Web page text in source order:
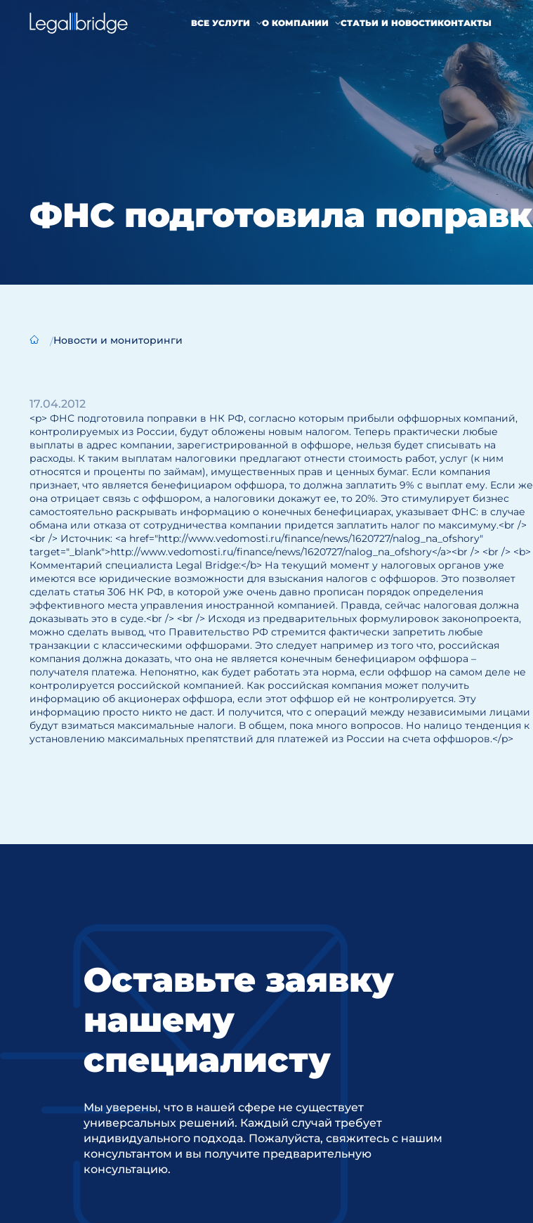
ВСЕ УСЛУГИ О КОМПАНИИ СТАТЬИ И НОВОСТИКОНТАКТЫ
ФНС подготовила
Новости и мониторинги
17.04.2012
<p> ФНС подготовила поправки в НК РФ, согласно которым прибыли оффшорных компаний,
контролируемых из России, будут обложены новым налогом. Теперь практически любые
выплаты в адрес компании, зарегистрированной в оффшоре, нельзя будет списывать на
расходы. К таким выплатам налоговики предлагают отнести стоимость работ, услуг (к ним
относятся и проценты по займам), имущественных прав и ценных бумаг. Если компания
признает, что является бенефициаром оффшора, то должна заплатить 9% с выплат ему. Если же
она отрицает связь с оффшором, а налоговики докажут ее, то 20%. Это стимулирует бизнес
самостоятельно раскрывать информацию о конечных бенефициарах, указывает ФНС: в случае
обмана или отказа от сотрудничества компании придется заплатить налог по максимуму.<br />
<br /> Источник: <a href="http://www.vedomosti.ru/finance/news/1620727/nalog_na_ofshory"
target="_blank">http://www.vedomosti.ru/finance/news/1620727/nalog_na_ofshory</a><br /> <br /> <b>
Комментарий специалиста Legal Bridge:</b> На текущий момент у налоговых органов уже
имеются все юридические возможности для взыскания налогов с оффшоров. Это позволяет
сделать статья 306 НК РФ, в которой уже очень давно прописан порядок определения
эффективного места управления иностранной компанией. Правда, сейчас налоговая должна
доказывать это в суде.<br /> <br /> Исходя из предварительных формулировок законопроекта,
можно сделать вывод, что Правительство РФ стремится фактически запретить любые
транзакции с классическими оффшорами. Это следует например из того что, российская
компания должна доказать, что она не является конечным бенефициаром оффшора –
получателя платежа. Непонятно, как будет работать эта норма, если оффшор на самом деле не
контролируется российской компанией. Как российская компания может получить
информацию об акционерах оффшора, если этот оффшор ей не контролируется. Эту
информацию просто никто не даст. И получится, что с операций между независимыми лицами
будут взиматься максимальные налоги. В общем, пока много вопросов. Но налицо тенденция к
установлению максимальных препятствий для платежей из России на счета оффшоров.</p>
Оставьте заявку
нашему
специалисту
Мы уверены, что в нашей сфере не существует
универсальных решений. Каждый случай требует
индивидуального подхода. Пожалуйста, свяжитесь с нашим
консультантом и вы получите предварительную
консультацию.